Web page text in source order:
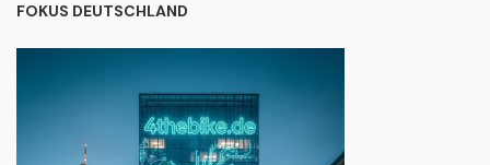
FOKUS DEUTSCHLAND